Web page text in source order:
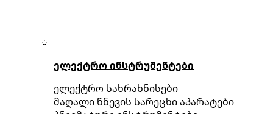
ელექტრო ინსტრუმენტები
ელექტრო სახრახნისები
მაღალი წნევის სარეცხი აპარატები